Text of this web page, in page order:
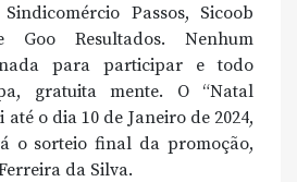
Passos, Sicoob
Goo Resultados. Nenhum
para participar e todo
gratuita mente. O “Natal
até o dia 10 de Janeiro de 2024,
o sorteio final da promoção,
da Silva.